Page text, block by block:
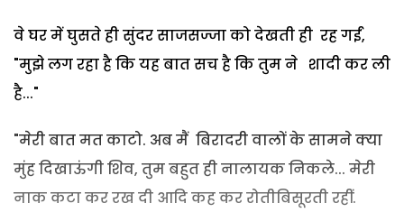
वे घर में घुसते ही सुंदर साजसज्जा को देखती ही रह गईं,
"मुझे लग रहा है कि यह बात सच है कि तुम ने शादी कर ली
है..."
"मेरी बात मत काटो. अब मैं बिरादरी वालों के सामने क्या
मुंह दिखाऊंगी शिव, तुम बहुत ही नालायक निकले... मेरी
नाक कटा कर रख दी आदि कह कर रोतीबिसूरती रहीं.